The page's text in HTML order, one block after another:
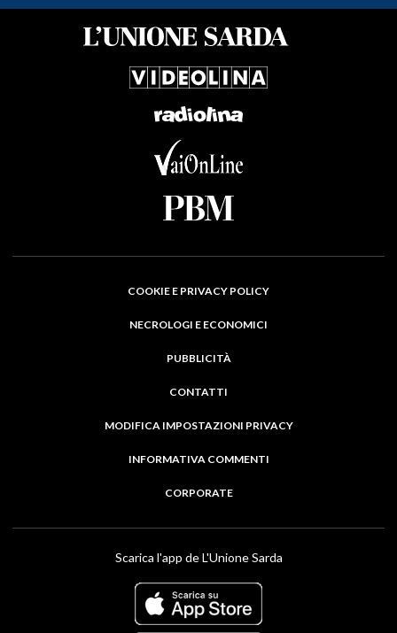
COOKIE E PRIVACY POLICY
NECROLOGI E ECONOMICI
PUBBLICITÀ
CONTATTI
MODIFICA IMPOSTAZIONI PRIVACY
INFORMATIVA COMMENTI
CORPORATE
Scarica l'app de L'Unione Sarda